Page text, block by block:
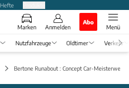
Hefte
Marken Anmelden
Abo
Menü
Nutzfahrzeuge Oldtimer Verkehr
Bertone Runabout : Concept Car-Meisterwerk